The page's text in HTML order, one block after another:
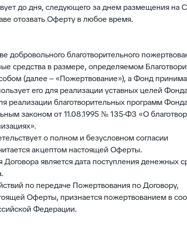
до дня, следующего за днем размещения на
отозвать Оферту в любое время.
добровольного благотворительного
средства в размере, определяемом
(далее – «Пожертвование»), а Фонд
его для реализации уставных целей
реализации благотворительных программ
законом от 11.08.1995 № 135-ФЗ «О
о полном и безусловном согласии
акцептом настоящей Оферты.
является дата поступления денежных
по передаче Пожертвования по Договору,
Оферты, признается пожертвованием в
Федерации.